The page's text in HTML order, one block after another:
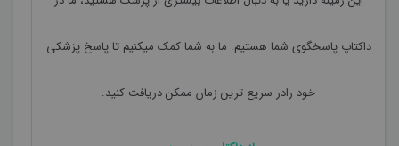
داکتاپ پاسخگوی شما هستیم. ما به شما کمک میکنیم تا پاسخ پزشکی
خود رادر سریع ترین زمان ممکن دریافت کنید.